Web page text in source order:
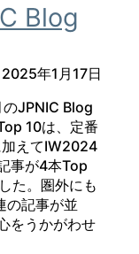
Blog
2025年1月17日
JPNIC Blog
10は、定番
えてIW2024
事が4本Top
た。圏外にも
の記事が並
をうかがわせ